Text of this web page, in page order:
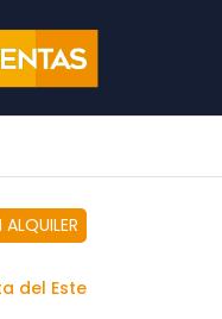
ALQUILER
del Este